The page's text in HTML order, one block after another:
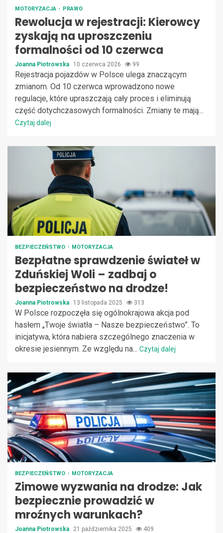
MOTORYZACJA PRAWO
Rewolucja w rejestracji: Kierowcy
zyskają na uproszczeniu
formalności od 10 czerwca
Joanna Piotrowska 10 czerwca 2026 99
Rejestracja pojazdów w Polsce ulega znaczącym
zmianom. Od 10 czerwca wprowadzono nowe
regulacje, które upraszczają cały proces i eliminują
część dotychczasowych formalności. Zmiany te mają...
Czytaj dalej
BEZPIECZEŃSTWO MOTORYZACJA
Bezpłatne sprawdzenie świateł w
Zduńskiej Woli – zadbaj o
bezpieczeństwo na drodze!
Joanna Piotrowska 13 listopada 2025 313
W Polsce rozpoczęła się ogólnokrajowa akcja pod
hasłem „Twoje światła – Nasze bezpieczeństwo”. To
inicjatywa, która nabiera szczególnego znaczenia w
okresie jesiennym. Ze względu na... Czytaj dalej
BEZPIECZEŃSTWO MOTORYZACJA
Zimowe wyzwania na drodze: Jak
bezpiecznie prowadzić w
mroźnych warunkach?
Joanna Piotrowska 21 października 2025 409